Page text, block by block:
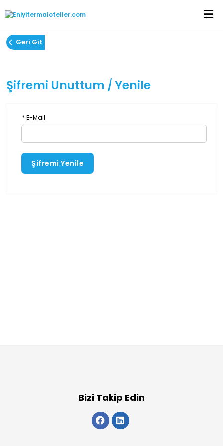
Geri Git
Şifremi Unuttum / Yenile
* E-Mail
Bizi Takip Edin